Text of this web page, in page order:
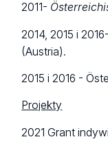
2011-
2014, 2015 i
(Austria).
2015 i 2016 -
Projekty
2021 Grant